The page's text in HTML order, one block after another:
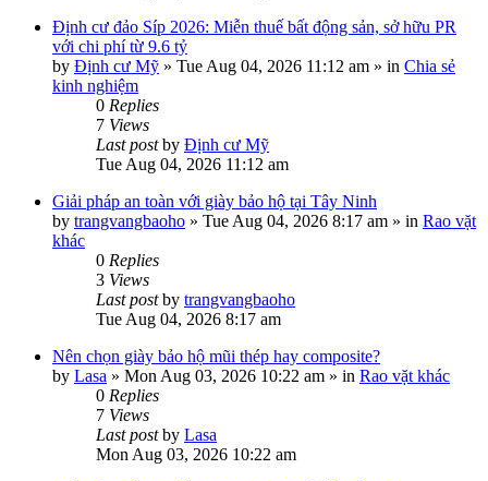
Định cư đảo Síp 2026: Miễn thuế bất động sản, sở hữu PR
với chi phí từ 9.6 tỷ
by Định cư Mỹ » Tue Aug 04, 2026 11:12 am » in Chia sẻ
kinh nghiệm
0 Replies
7 Views
Last postby Định cư Mỹ
Tue Aug 04, 2026 11:12 am
Giải pháp an toàn với giày bảo hộ tại Tây Ninh
by trangvangbaoho » Tue Aug 04, 2026 8:17 am » in Rao vặt
khác
0 Replies
3 Views
Last postby trangvangbaoho
Tue Aug 04, 2026 8:17 am
Nên chọn giày bảo hộ mũi thép hay composite?
by Lasa » Mon Aug 03, 2026 10:22 am » in Rao vặt khác
0 Replies
7 Views
Last postby Lasa
Mon Aug 03, 2026 10:22 am